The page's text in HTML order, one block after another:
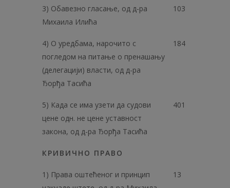
3) Обавезно гласање, од д-ра
Михаила Илића
103
4) О уредбама, нарочито с
погледом на питање о пренашању
(делегацији) власти, од д-ра
Ђорђа Тасића
184
5) Када се има узети да судови
цене одн. не цене уставност
закона, од д-ра Ђорђа Тасића
401
КРИВИЧНО ПРАВО
1) Права оштећеног и принцип
13